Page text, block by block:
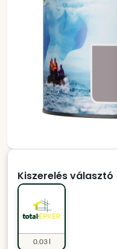
Kiszerelés választó
0.03 l